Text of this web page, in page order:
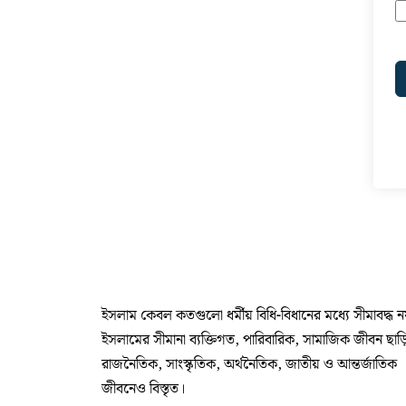
ইসলাম কেবল কতগুলো ধর্মীয় বিধি-বিধানের মধ্যে সীমাবদ্ধ
ইসলামের সীমানা ব্যক্তিগত, পারিবারিক, সামাজিক জীবন
রাজনৈতিক, সাংস্কৃতিক, অর্থনৈতিক, জাতীয় ও আন্তর্জাতিক
জীবনেও বিস্তৃত।